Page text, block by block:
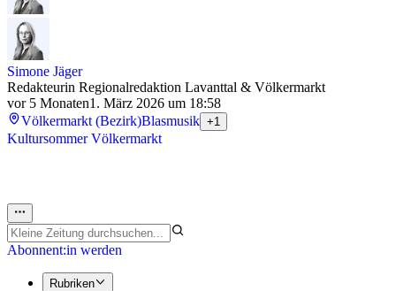
Simone Jäger
Redakteurin Regionalredaktion Lavanttal & Völkermarkt
vor 5 Monaten1. März 2026 um 18:58
Völkermarkt (Bezirk)Blasmusik +1
Kultursommer Völkermarkt
Abonnent:in werden
Rubriken